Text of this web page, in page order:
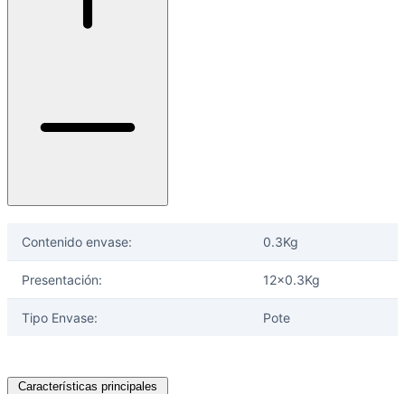
Contenido envase: 0.3Kg
Presentación: 12x0.3Kg
Tipo Envase: Pote
Características principales